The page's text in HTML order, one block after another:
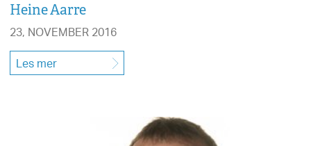
Heine Aarre
23, NOVEMBER 2016
Les mer